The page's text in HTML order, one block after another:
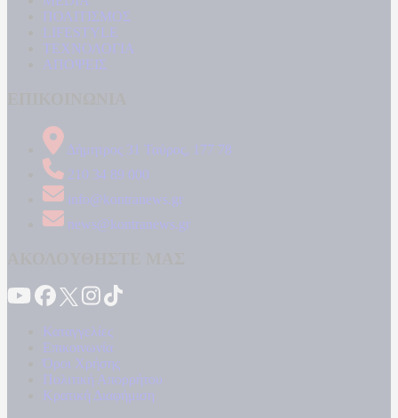
ΠΟΛΙΤΙΣΜΟΣ
LIFESTYLE
ΤΕΧΝΟΛΟΓΙΑ
ΑΠΟΨΕΙΣ
Δήμητρος 31 Ταύρος, 177 78
210 34 89 000
info@kontranews.gr
news@kontranews.gr
Καταγγελίες
Επικοινωνία
Όροι Χρήσης
Πολιτική Απορρήτου
Κρατική Διαφήμιση